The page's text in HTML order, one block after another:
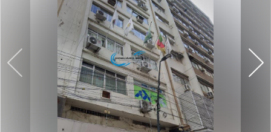
Fichas cadastrais
Financiamento
Hotsites
Política de privacidade
Postagens